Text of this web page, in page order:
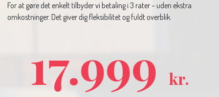
For at gøre det enkelt tilbyder vi betaling i 3 rater – uden ekstra
omkostninger. Det giver dig fleksibilitet og fuldt overblik.
17.999 kr.